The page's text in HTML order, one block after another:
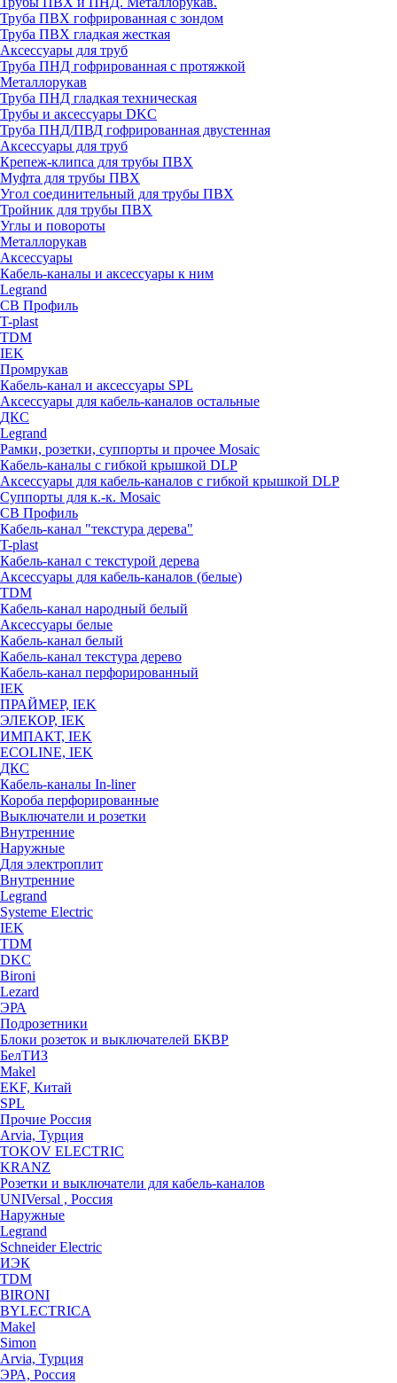
Труба ПВХ гофрированная с зондом
Труба ПВХ гладкая жесткая
Аксессуары для труб
Труба ПНД гофрированная с протяжкой
Металлорукав
Труба ПНД гладкая техническая
Трубы и аксессуары DKC
Труба ПНД/ПВД гофрированная двустенная
Аксессуары для труб
Крепеж-клипса для трубы ПВХ
Муфта для трубы ПВХ
Угол соединительный для трубы ПВХ
Тройник для трубы ПВХ
Углы и повороты
Металлорукав
Аксессуары
Кабель-каналы и аксессуары к ним
Legrand
СВ Профиль
T-plast
TDM
IEK
Промрукав
Кабель-канал и аксессуары SPL
Аксессуары для кабель-каналов остальные
ДКС
Legrand
Рамки, розетки, суппорты и прочее Mosaic
Кабель-каналы с гибкой крышкой DLP
Аксессуары для кабель-каналов с гибкой крышкой DLP
Суппорты для к.-к. Mosaic
СВ Профиль
Кабель-канал "текстура дерева"
T-plast
Кабель-канал с текстурой дерева
Аксессуары для кабель-каналов (белые)
TDM
Кабель-канал народный белый
Аксессуары белые
Кабель-канал белый
Кабель-канал текстура дерево
Кабель-канал перфорированный
IEK
ПРАЙМЕР, IEK
ЭЛЕКОР, IEK
ИМПАКТ, IEK
ECOLINE, IEK
ДКС
Кабель-каналы In-liner
Короба перфорированные
Выключатели и розетки
Внутренние
Наружные
Для электроплит
Внутренние
Legrand
Systeme Electric
IEK
TDM
DKC
Bironi
Lezard
ЭРА
Подрозетники
Блоки розеток и выключателей БКВР
БелТИЗ
Makel
EKF, Китай
SPL
Прочие Россия
Arvia, Турция
TOKOV ELECTRIC
KRANZ
Розетки и выключатели для кабель-каналов
UNIVersal , Россия
Наружные
Legrand
Schneider Electric
ИЭК
TDM
BIRONI
BYLECTRICA
Makel
Simon
Arvia, Турция
ЭРА, Россия